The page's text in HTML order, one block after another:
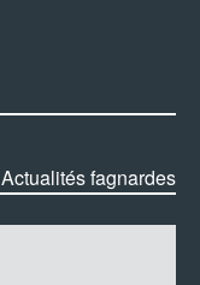
Actualités fagnardes